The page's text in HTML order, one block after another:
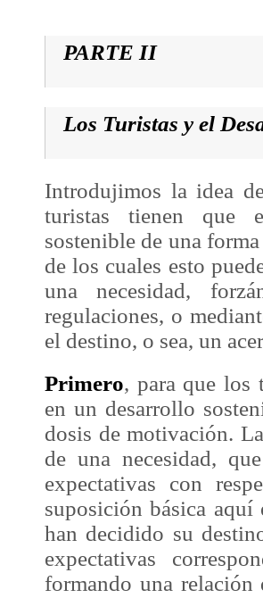
PARTE II
Los Turistas y el
Introdujimos la idea
turistas tienen que
sostenible de una
de los cuales esto
una necesidad,
regulaciones, o
el destino, o sea, un
Primero, para que los
en un desarrollo
dosis de motivación.
de una necesidad,
expectativas con
suposición básica
han decidido su
expectativas
formando una relación